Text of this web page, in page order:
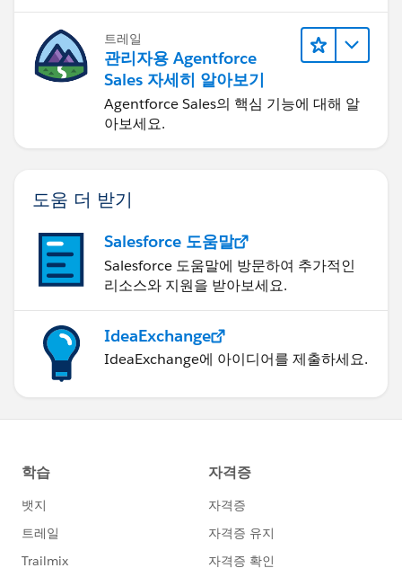
트레일
관리자용 Agentforce
Sales 자세히 알아보기
Agentforce Sales의 핵심 기능에 대해 알
아보세요.
도움 더 받기
Salesforce 도움말
Salesforce 도움말에 방문하여 추가적인
리소스와 지원을 받아보세요.
IdeaExchange
IdeaExchange에 아이디어를 제출하세요.